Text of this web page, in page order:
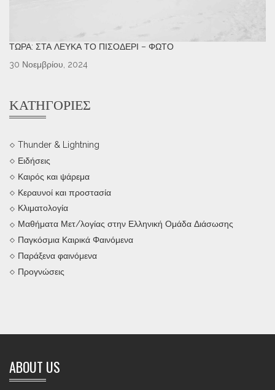
ΤΏΡΑ: ΣΤΑ ΛΕΥΚΆ ΤΟ ΠΙΣΟΔΈΡΙ – ΦΩΤΌ
30 Νοεμβρίου, 2024
ΚΑΤΗΓΟΡΊΕΣ
Thunder & Lightning
Ειδήσεις
Καιρός και ψάρεμα
Κεραυνοί και προστασία
Κλιματολογία
Μαθήματα Μετ/λογίας στην Ελληνική Ομάδα Διάσωσης
Παγκόσμια Καιρικά Φαινόμενα
Παράξενα φαινόμενα
Προγνώσεις
ABOUT US